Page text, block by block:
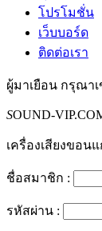
โปรโมชั่น
เว็บบอร์ด
ติดต่อเรา
ผู้มาเยือน กรุณาเ
SOUND-
เครื่องเสียงขอน
ชื่อสมาชิก :
รหัสผ่าน :